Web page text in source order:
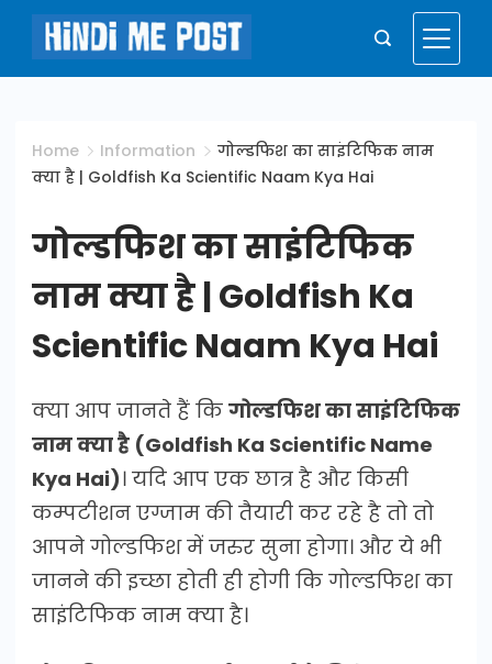
Skip
content
Hindi
Me
Post
Home Information
गोल्डफिश का साइंटिफिक नाम
क्या है | Goldfish Ka Scientific Naam Kya Hai
गोल्डफिश का साइंटिफिक
नाम क्या है | Goldfish Ka
Scientific Naam Kya Hai
क्या आप जानते हैं कि गोल्डफिश का साइंटिफिक
नाम क्या है (Goldfish Ka Scientific Name
Kya Hai)। यदि आप एक छात्र है और किसी
कम्पटीशन एग्जाम की तैयारी कर रहे है तो तो
आपने गोल्डफिश में जरुर सुना होगा। और ये भी
जानने की इच्छा होती ही होगी कि गोल्डफिश का
साइंटिफिक नाम क्या है।